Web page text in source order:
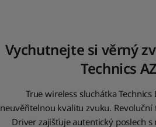
Vychutnejte si věrný
Technics
True wireless sluchátka
neuvěřitelnou kvalitu zvuku.
Driver zajišťuje autentický poslech